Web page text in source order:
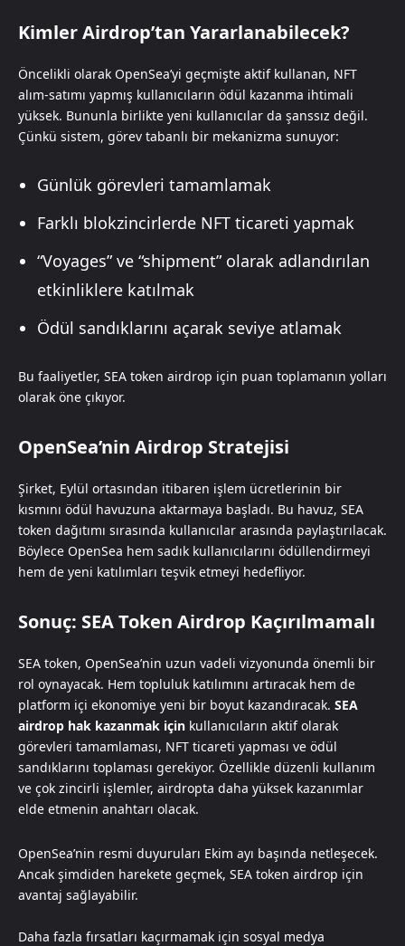
Kimler Airdrop’tan Yararlanabilecek?
Öncelikli olarak OpenSea’yi geçmişte aktif kullanan, NFT
alım-satımı yapmış kullanıcıların ödül kazanma ihtimali
yüksek. Bununla birlikte yeni kullanıcılar da şanssız değil.
Çünkü sistem, görev tabanlı bir mekanizma sunuyor:
Günlük görevleri tamamlamak
Farklı blokzincirlerde NFT ticareti yapmak
“Voyages” ve “shipment” olarak adlandırılan
etkinliklere katılmak
Ödül sandıklarını açarak seviye atlamak
Bu faaliyetler, SEA token airdrop için puan toplamanın yolları
olarak öne çıkıyor.
OpenSea’nin Airdrop Stratejisi
Şirket, Eylül ortasından itibaren işlem ücretlerinin bir
kısmını ödül havuzuna aktarmaya başladı. Bu havuz, SEA
token dağıtımı sırasında kullanıcılar arasında paylaştırılacak.
Böylece OpenSea hem sadık kullanıcılarını ödüllendirmeyi
hem de yeni katılımları teşvik etmeyi hedefliyor.
Sonuç: SEA Token Airdrop Kaçırılmamalı
SEA token, OpenSea’nin uzun vadeli vizyonunda önemli bir
rol oynayacak. Hem topluluk katılımını artıracak hem de
platform içi ekonomiye yeni bir boyut kazandıracak. SEA
airdrop hak kazanmak için kullanıcıların aktif olarak
görevleri tamamlaması, NFT ticareti yapması ve ödül
sandıklarını toplaması gerekiyor. Özellikle düzenli kullanım
ve çok zincirli işlemler, airdropta daha yüksek kazanımlar
elde etmenin anahtarı olacak.
OpenSea’nin resmi duyuruları Ekim ayı başında netleşecek.
Ancak şimdiden harekete geçmek, SEA token airdrop için
avantaj sağlayabilir.
Daha fazla fırsatları kaçırmamak için sosyal medya